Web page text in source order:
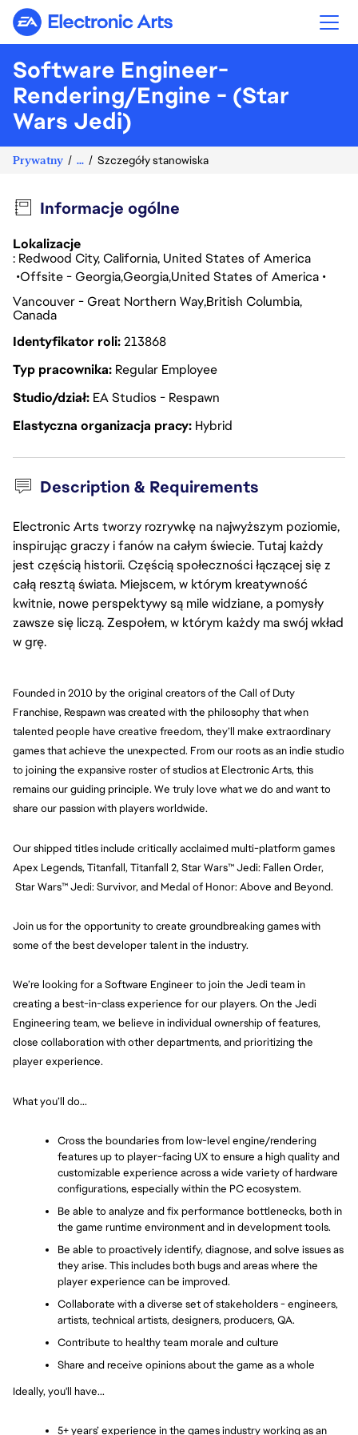
Electronic Arts
Software Engineer-
Rendering/Engine - (Star
Wars Jedi)
Prywatny ... Szczegóły stanowiska
Informacje ogólne
Lokalizacje
: Redwood City, California, United States of America
Offsite - GeorgiaGeorgiaUnited States of America
Vancouver - Great Northern WayBritish Columbia
Canada
Identyfikator roli213868
Typ pracownika Regular Employee
Studio/dział EA Studios - Respawn
Elastyczna organizacja pracy Hybrid
Description & Requirements
Electronic Arts tworzy rozrywkę na najwyższym poziomie,
inspirując graczy i fanów na całym świecie. Tutaj każdy
jest częścią historii. Częścią społeczności łączącej się z
całą resztą świata. Miejscem, w którym kreatywność
kwitnie, nowe perspektywy są mile widziane, a pomysły
zawsze się liczą. Zespołem, w którym każdy ma swój wkład
w grę.
Founded in 2010 by the original creators of the Call of Duty
Franchise, Respawn was created with the philosophy that when
talented people have creative freedom, they’ll make extraordinary
games that achieve the unexpected. From our roots as an indie studio
to joining the expansive roster of studios at Electronic Arts, this
remains our guiding principle. We truly love what we do and want to
share our passion with players worldwide.
Our shipped titles include critically acclaimed multi-platform games
Apex Legends, Titanfall, Titanfall 2, Star Wars™ Jedi: Fallen Order,
Star Wars™ Jedi: Survivor, and Medal of Honor: Above and Beyond.
Join us for the opportunity to create groundbreaking games with
some of the best developer talent in the industry.
We’re looking for a Software Engineer to join the Jedi team in
creating a best-in-class experience for our players. On the Jedi
Engineering team, we believe in individual ownership of features,
close collaboration with other departments, and prioritizing the
player experience.
What you’ll do...
Cross the boundaries from low-level engine/rendering
features up to player-facing UX to ensure a high quality and
customizable experience across a wide variety of hardware
configurations, especially within the PC ecosystem.
Be able to analyze and fix performance bottlenecks, both in
the game runtime environment and in development tools.
Be able to proactively identify, diagnose, and solve issues as
they arise. This includes both bugs and areas where the
player experience can be improved.
Collaborate with a diverse set of stakeholders - engineers,
artists, technical artists, designers, producers, QA.
Contribute to healthy team morale and culture
Share and receive opinions about the game as a whole
Ideally, you'll have...
5+ years’ experience in the games industry working as an